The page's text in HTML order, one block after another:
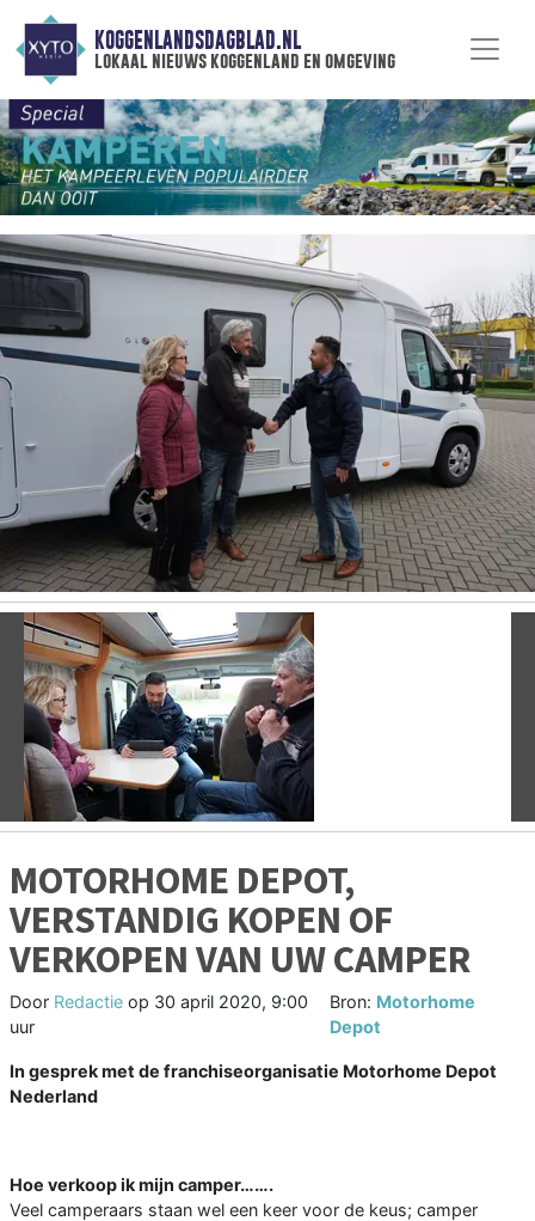
KOGGENLANDSDAGBLAD.NL
lokaal nieuws koggenland en omgeving
Vorige
MOTORHOME DEPOT,
VERSTANDIG KOPEN OF
VERKOPEN VAN UW CAMPER
Door Redactie op 30 april 2020, 9:00
uur
Bron: Motorhome
Depot
In gesprek met de franchiseorganisatie Motorhome Depot
Nederland
Hoe verkoop ik mijn camper…….
Veel camperaars staan wel een keer voor de keus; camper